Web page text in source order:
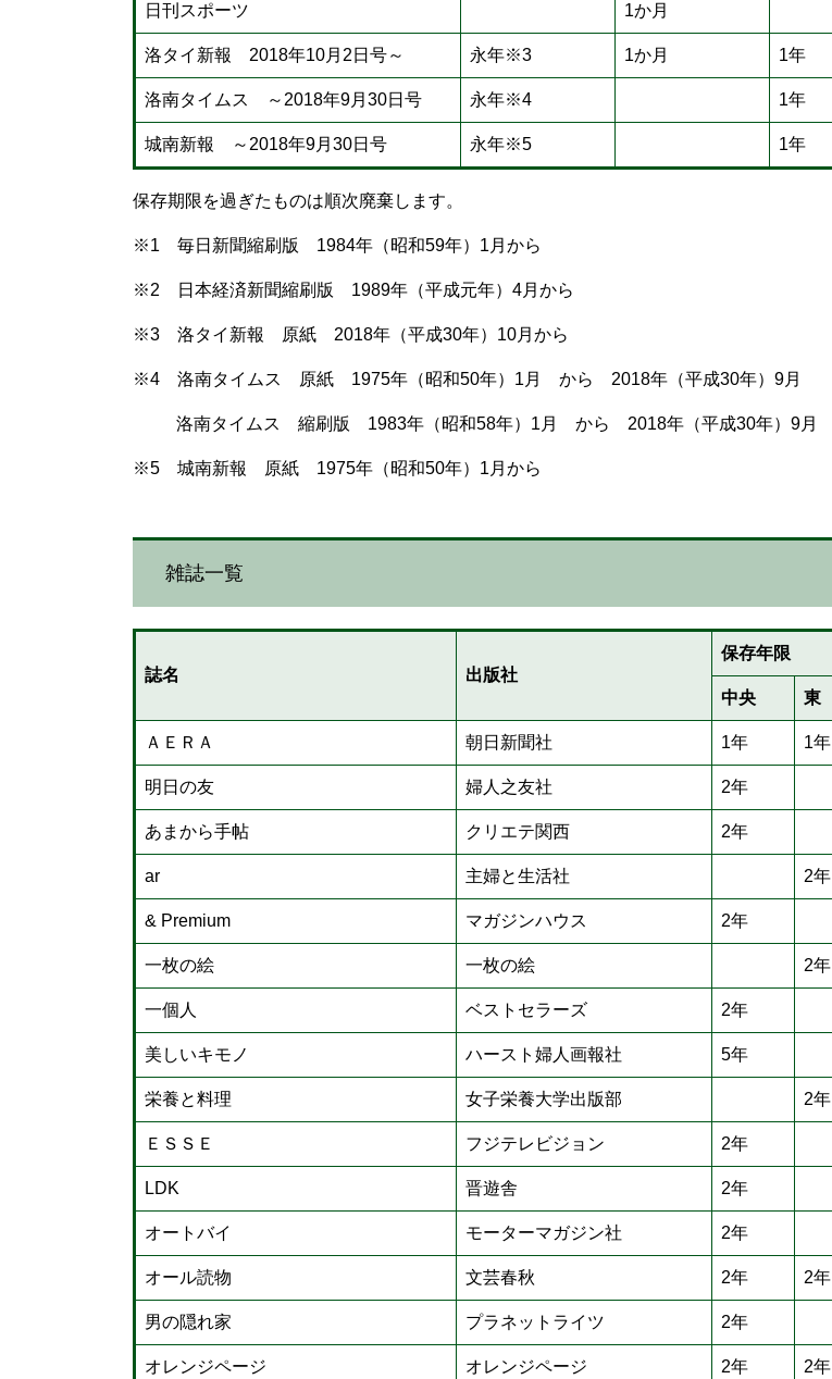
日刊スポーツ 1か月
洛タイ新報 2018年10月2日号～ 永年※3 1か月 1年
洛南タイムス ～2018年9月30日号 永年※4 1年
城南新報 ～2018年9月30日号 永年※5 1年
保存期限を過ぎたものは順次廃棄します。
※1 毎日新聞縮刷版 1984年（昭和59年）1月から
※2 日本経済新聞縮刷版 1989年（平成元年）4月から
※3 洛タイ新報 原紙 2018年（平成30年）10月から
※4 洛南タイムス 原紙 1975年（昭和50年）1月 から 2018年（平成30年）9月
洛南タイムス 縮刷版 1983年（昭和58年）1月 から 2018年（平成30年）9月
※5 城南新報 原紙 1975年（昭和50年）1月から
雑誌一覧
誌名 出版社
保存年限
中央 東
ＡＥＲＡ 朝日新聞社 1年 1年
明日の友 婦人之友社 2年
あまから手帖 クリエテ関西 2年
ar 主婦と生活社 2年
& Premium マガジンハウス 2年
一枚の絵 一枚の絵 2年
一個人 ベストセラーズ 2年
美しいキモノ ハースト婦人画報社 5年
栄養と料理 女子栄養大学出版部 2年
ＥＳＳＥ フジテレビジョン 2年
LDK 晋遊舎 2年
オートバイ モーターマガジン社 2年
オール読物 文芸春秋 2年 2年
男の隠れ家 プラネットライツ 2年
オレンジページ オレンジページ 2年 2年